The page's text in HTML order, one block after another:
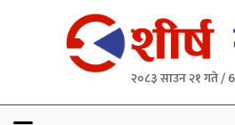
२०८३ साउन २१ गते /